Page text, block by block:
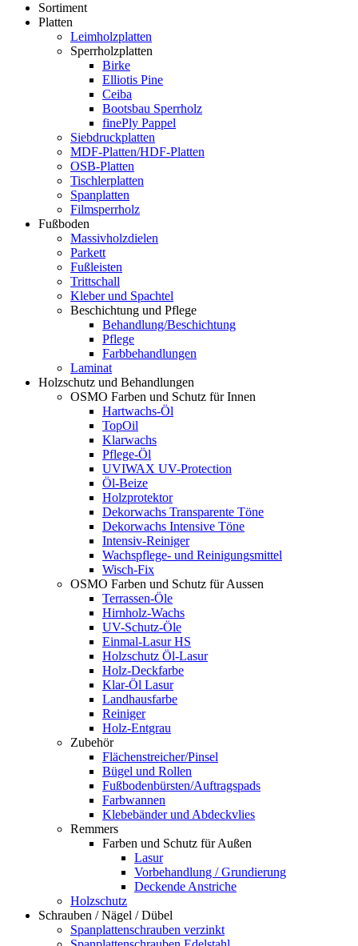
Sortiment
Platten
Leimholzplatten
Sperrholzplatten
Birke
Elliotis Pine
Ceiba
Bootsbau Sperrholz
finePly Pappel
Siebdruckplatten
MDF-Platten/HDF-Platten
OSB-Platten
Tischlerplatten
Spanplatten
Filmsperrholz
Fußboden
Massivholzdielen
Parkett
Fußleisten
Trittschall
Kleber und Spachtel
Beschichtung und Pflege
Behandlung/Beschichtung
Pflege
Farbbehandlungen
Laminat
Holzschutz und Behandlungen
OSMO Farben und Schutz für Innen
Hartwachs-Öl
TopOil
Klarwachs
Pflege-Öl
UVIWAX UV-Protection
Öl-Beize
Holzprotektor
Dekorwachs Transparente Töne
Dekorwachs Intensive Töne
Intensiv-Reiniger
Wachspflege- und Reinigungsmittel
Wisch-Fix
OSMO Farben und Schutz für Aussen
Terrassen-Öle
Hirnholz-Wachs
UV-Schutz-Öle
Einmal-Lasur HS
Holzschutz Öl-Lasur
Holz-Deckfarbe
Klar-Öl Lasur
Landhausfarbe
Reiniger
Holz-Entgrau
Zubehör
Flächenstreicher/Pinsel
Bügel und Rollen
Fußbodenbürsten/Auftragspads
Farbwannen
Klebebänder und Abdeckvlies
Remmers
Farben und Schutz für Außen
Lasur
Vorbehandlung / Grundierung
Deckende Anstriche
Holzschutz
Schrauben / Nägel / Dübel
Spanplattenschrauben verzinkt